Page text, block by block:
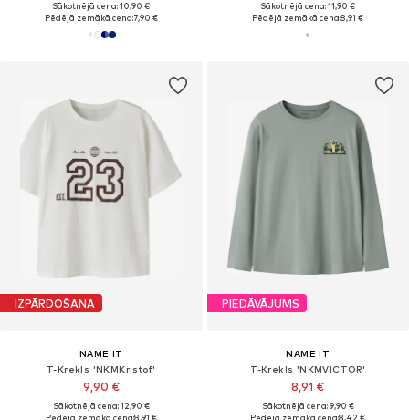
Sākotnējā cena: 10,90 €
Pēdējā zemākā cena:7,90 €
Sākotnējā cena: 11,90 €
Pēdējā zemākā cena:8,91 €
IZPĀRDOŠANA
NAME IT
T-Krekls 'NKMKristof'
9,90 €
Sākotnējā cena: 12,90 €
PIEDĀVĀJUMS
NAME IT
T-Krekls 'NKMVICTOR'
8,91 €
Sākotnējā cena: 9,90 €